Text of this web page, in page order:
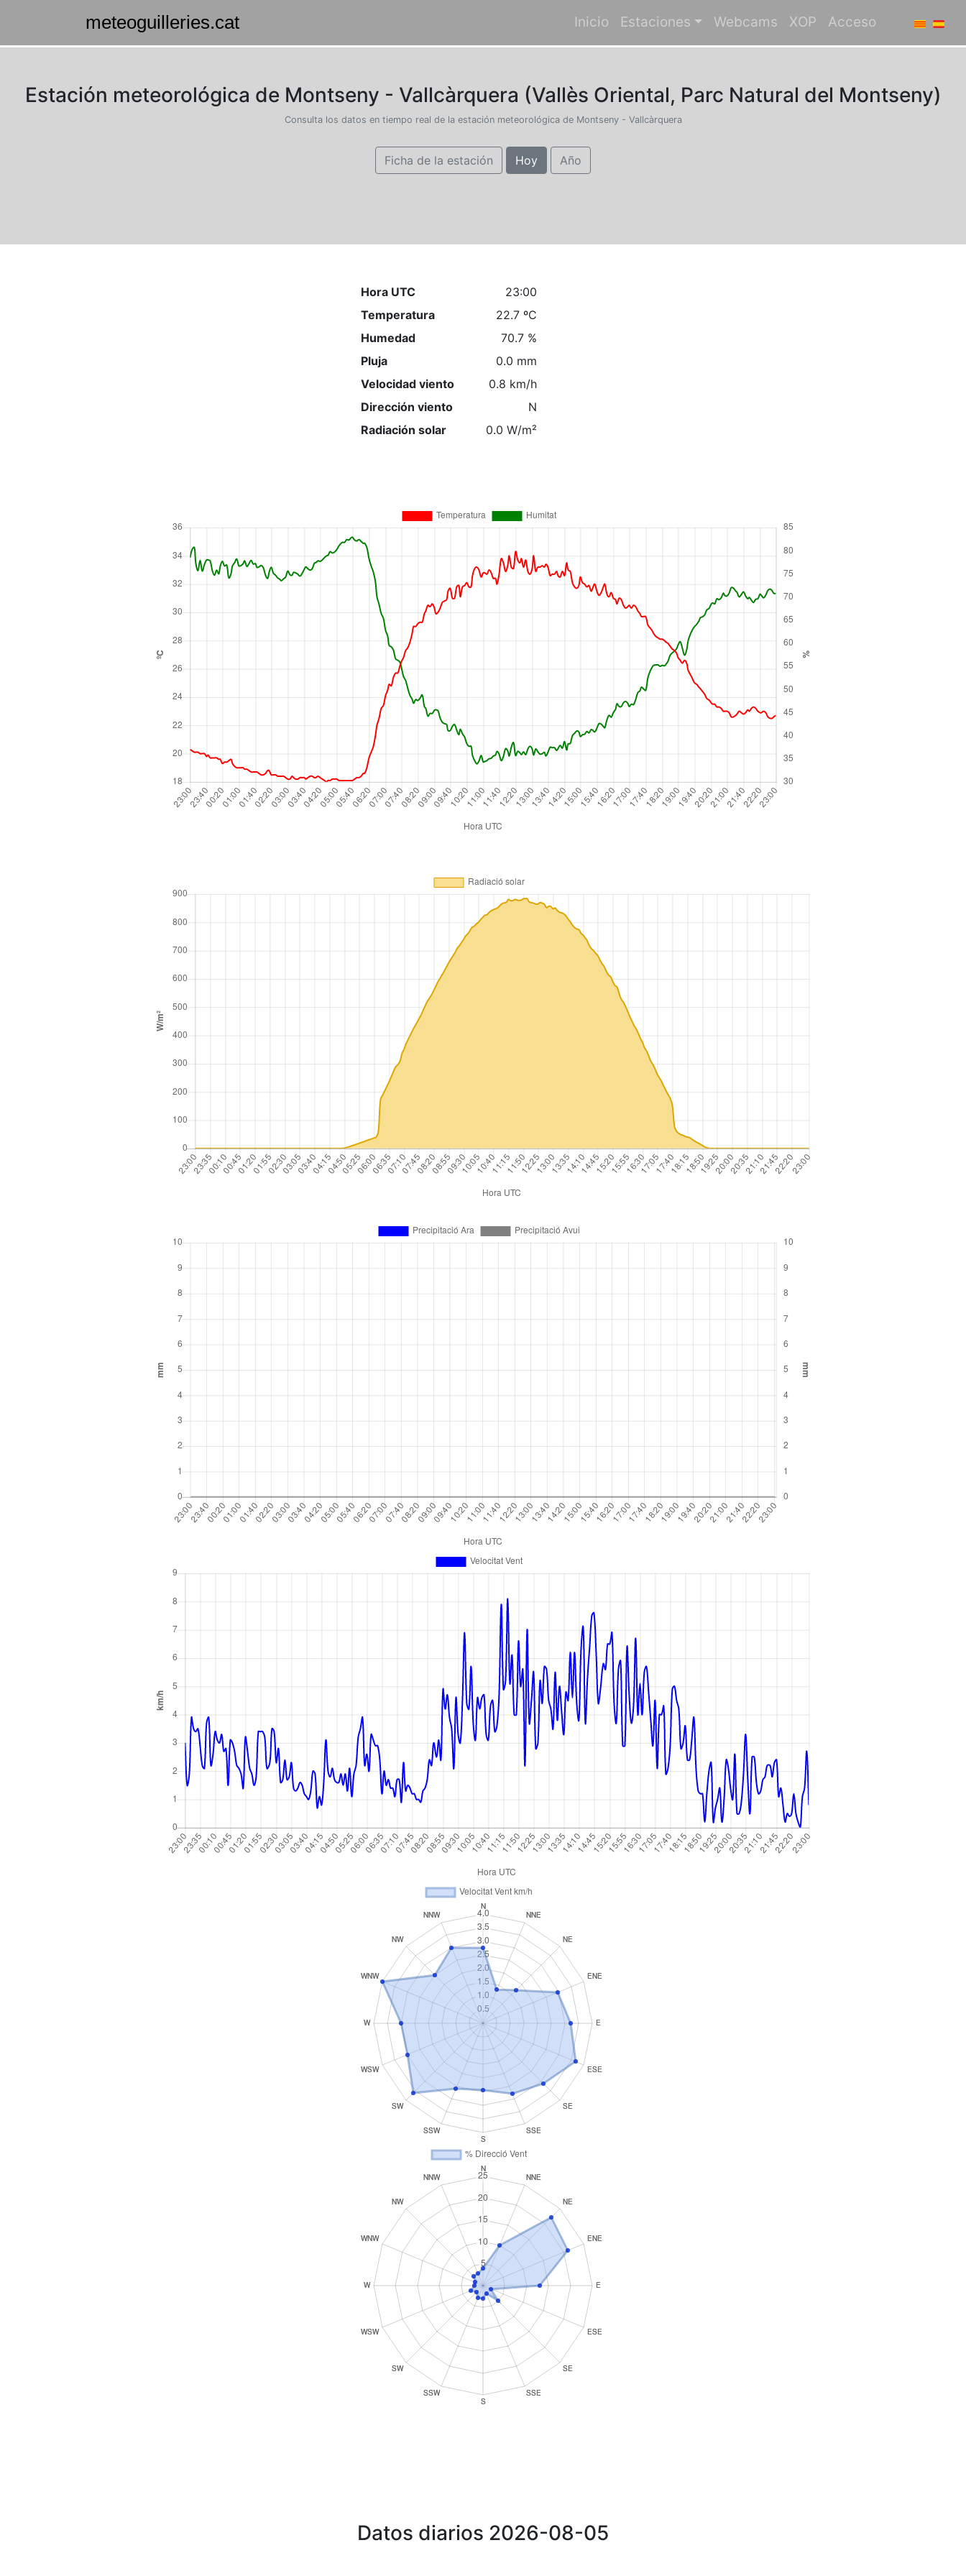
Inicio Estaciones Webcams XOP Acceso
Estación meteorológica de Montseny - Vallcàrquera (Vallès Oriental, Parc Natural del Montseny)
Consulta los datos en tiempo real de la estación meteorológica de Montseny - Vallcàrquera
Ficha de la estación Hoy Año
Hora UTC
23:00
Temperatura
22.7 ºC
Humedad
70.7 %
Pluja
0.0 mm
Velocidad viento
0.8 km/h
Dirección viento
N
Radiación solar
0.0 W/m²
Datos diarios 2026-08-05